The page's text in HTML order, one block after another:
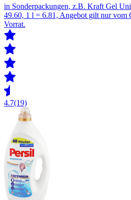
in Sonderpackungen, z.B. Kraft Gel
49.60, 1 l = 6.81, Angebot gilt nur vom
Vorrat.
4.7(19)